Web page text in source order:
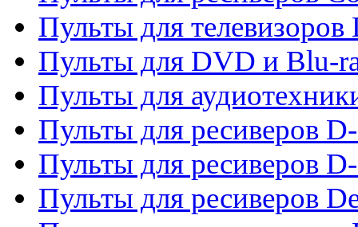
Пульты для телевизоров
Пульты для DVD и Blu-
Пульты для
Пульты для ресиверов
Пульты для ресиверов
Пульты для ресиверов